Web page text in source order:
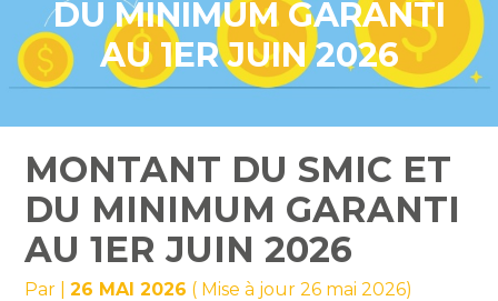
DU MINIMUM GARANTI
AU 1ER JUIN 2026
MONTANT DU SMIC ET
DU MINIMUM GARANTI
AU 1ER JUIN 2026
Par |26 MAI 2026 ( Mise à jour 26 mai 2026)